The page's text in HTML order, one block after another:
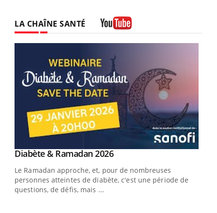
LA CHAÎNE SANTÉ
Youtube
Diabète & Ramadan 2026Youtube
Le Ramadan approche, et, pour de nombreuses
personnes atteintes de diabète, c'est une période de
questions, de défis, mais ...